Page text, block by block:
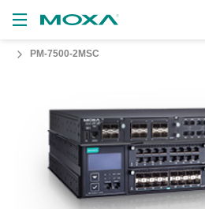
品
何购买
PM-7500-2MSC